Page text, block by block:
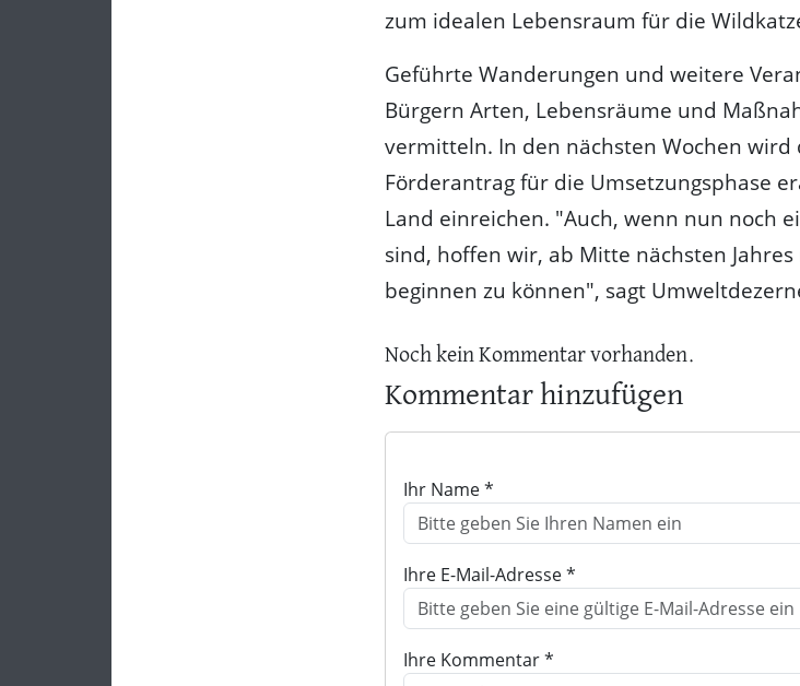
zum idealen Lebensraum für die
Geführte Wanderungen und weitere
Bürgern Arten, Lebensräume und
vermitteln. In den nächsten Wochen wird
Förderantrag für die Umsetzungsphase
Land einreichen. "Auch, wenn nun noch
sind, hoffen wir, ab Mitte nächsten
beginnen zu können", sagt
Noch kein Kommentar vorhanden.
Kommentar hinzufügen
Ihr Name *
Ihre E-Mail-Adresse *
Ihre Kommentar *